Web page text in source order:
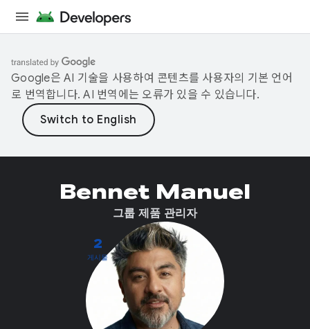
Google은 AI 기술을 사용하여 콘텐츠를 사용자의 기본 언어
로 번역합니다. AI 번역에는 오류가 있을 수 있습니다.
2
게시물
Bennet Manuel
그룹 제품 관리자